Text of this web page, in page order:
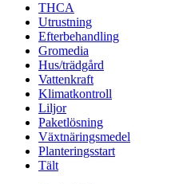
THCA
Utrustning
Efterbehandling
Gromedia
Hus/trädgård
Vattenkraft
Klimatkontroll
Liljor
Paketlösning
Växtnäringsmedel
Planteringsstart
Tält